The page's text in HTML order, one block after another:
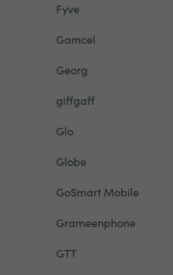
Fyve
Gamcel
Georg
giffgaff
Glo
Globe
GoSmart Mobile
Grameenphone
GTT